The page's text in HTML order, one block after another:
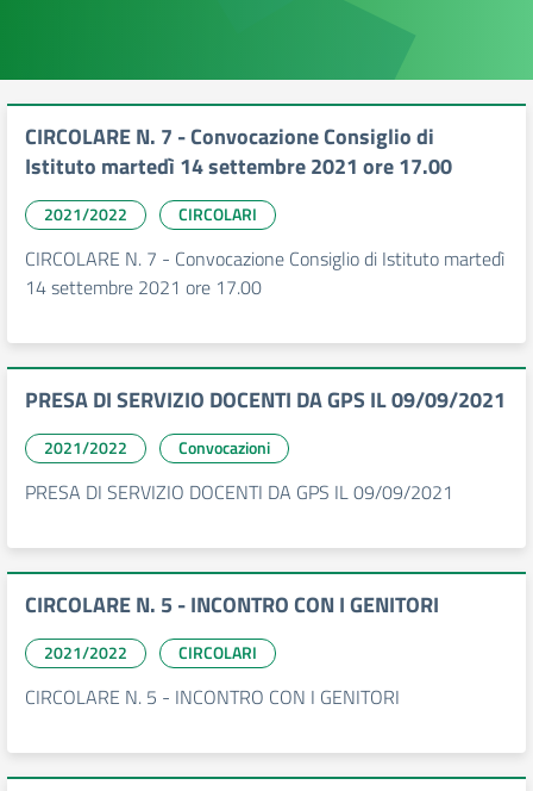
CIRCOLARE N. 7 - Convocazione Consiglio di
Istituto martedì 14 settembre 2021 ore 17.00
2021/2022 CIRCOLARI
CIRCOLARE N. 7 - Convocazione Consiglio di Istituto martedì
14 settembre 2021 ore 17.00
PRESA DI SERVIZIO DOCENTI DA GPS IL 09/09/2021
2021/2022 Convocazioni
PRESA DI SERVIZIO DOCENTI DA GPS IL 09/09/2021
CIRCOLARE N. 5 - INCONTRO CON I GENITORI
2021/2022 CIRCOLARI
CIRCOLARE N. 5 - INCONTRO CON I GENITORI